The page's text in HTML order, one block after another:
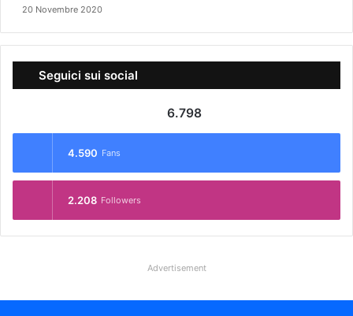
20 Novembre 2020
Seguici sui social
6.798
4.590 Fans
2.208 Followers
Advertisement